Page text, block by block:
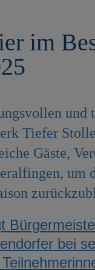
im
und
Tiefer
Gäste,
um